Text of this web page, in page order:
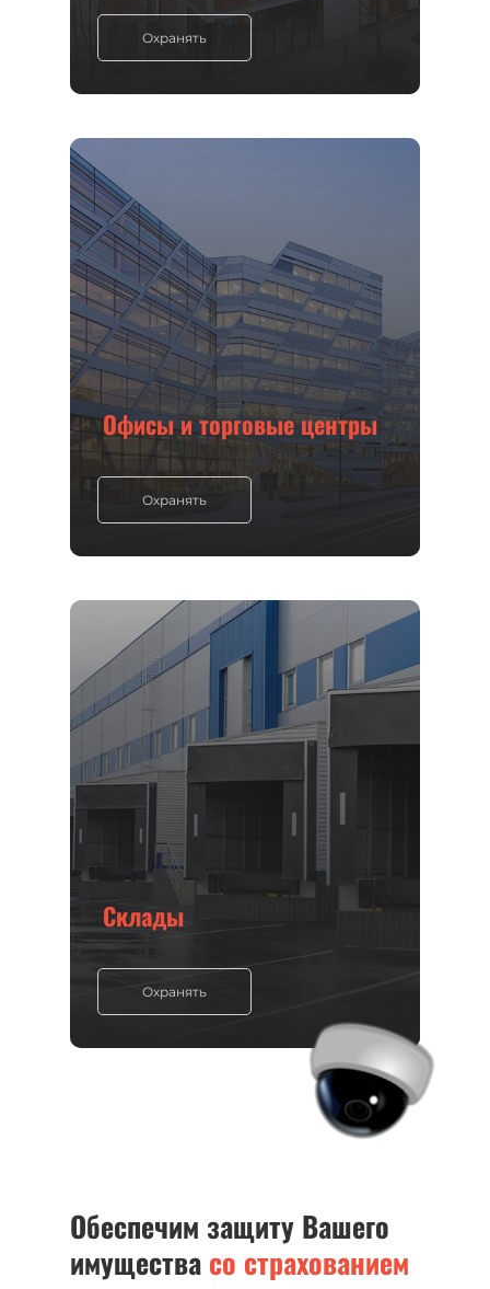
Охранять
Офисы и торговые центры
Охранять
Склады
Охранять
Обеспечим защиту Вашего
имущества со страхованием